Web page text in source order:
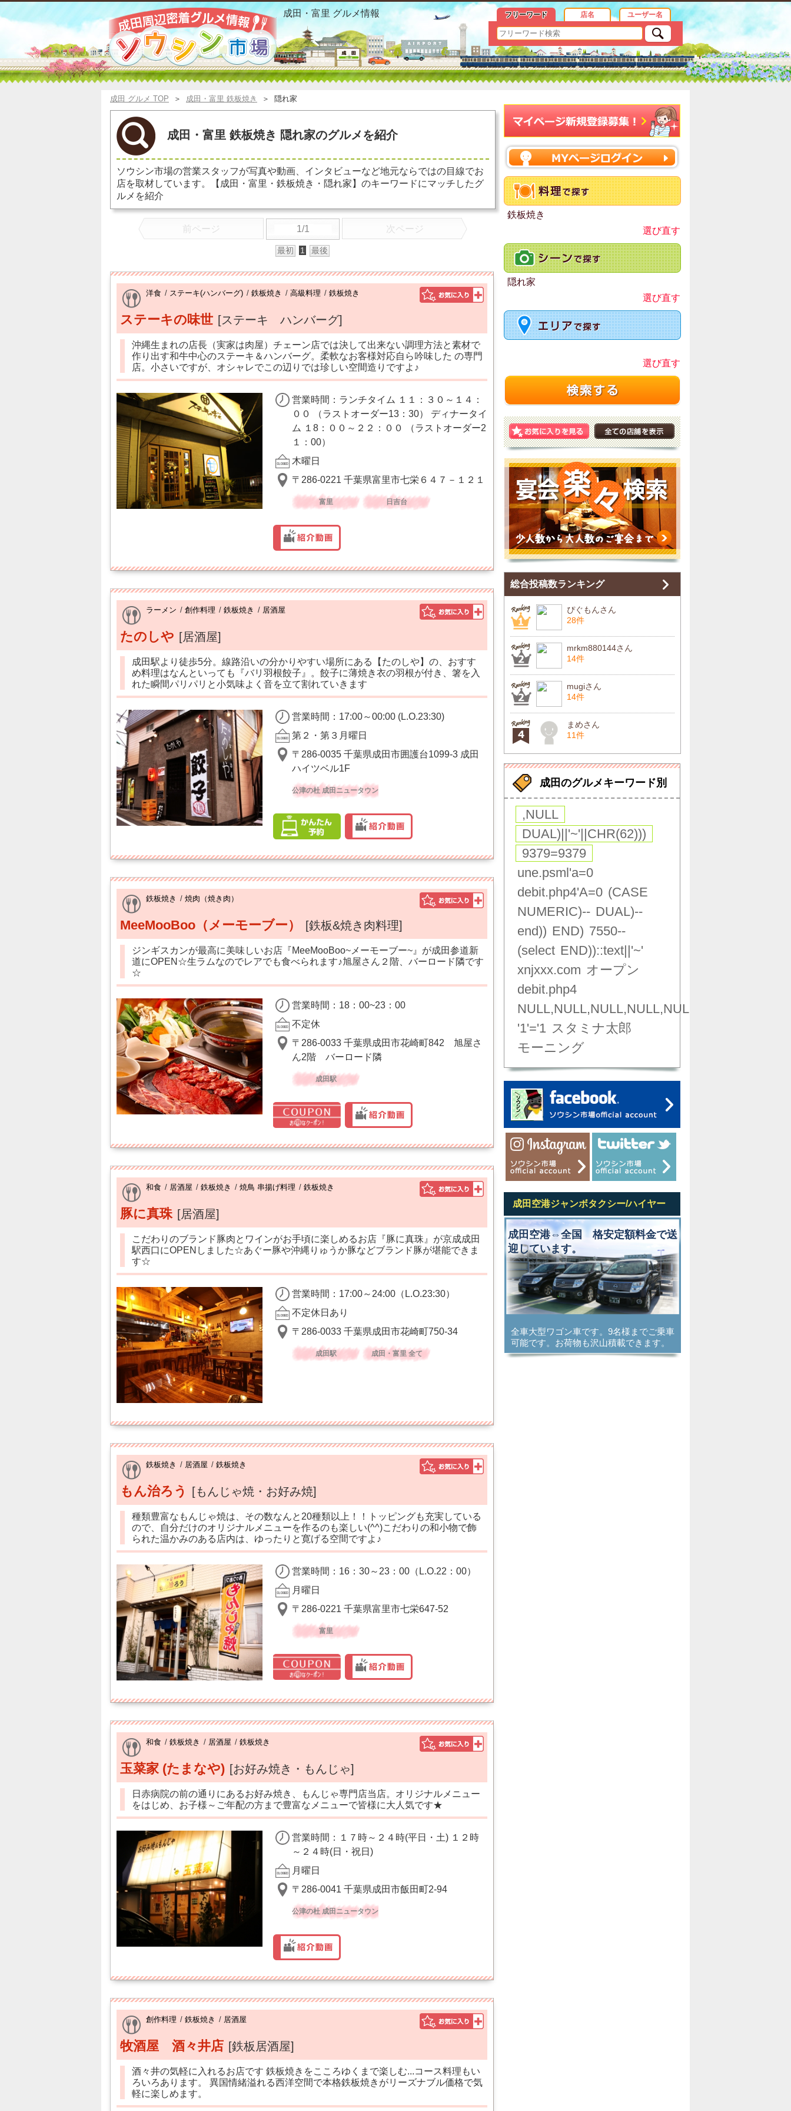
成田・富里 鉄板焼き 隠れ家 おすすめ情報
成田・富里 グルメ情報 フリーワード 店名 ユーザー名
成田 グルメ TOP ＞ 成田・富里 鉄板焼き ＞ 隠れ家
成田・富里 鉄板焼き 隠れ家のグルメを紹介
ソウシン市場の営業スタッフが写真や動画、インタビューなど地元ならではの目線でお
店を取材しています。【成田・富里・鉄板焼き・隠れ家】のキーワードにマッチしたグ
ルメを紹介
前ページ 1/1 次ページ
最初 1 最後
洋食 / ステーキ(ハンバーグ) / 鉄板焼き / 高級料理 / 鉄板焼き
ステーキの味世 [ステーキ ハンバーグ]
沖縄生まれの店長（実家は肉屋）チェーン店では決して出来ない調理方法と素材で
作り出す和牛中心のステーキ＆ハンバーグ。柔軟なお客様対応自ら吟味した の専門
店。小さいですが、オシャレでこの辺りでは珍しい空間造りですよ♪
営業時間：ランチタイム １１：３０～１４：
００ （ラストオーダー13：30） ディナータイ
ム １8：００～２２：００ （ラストオーダー2
１：00）
木曜日
〒286-0221 千葉県富里市七栄６４７－１２１
富里 日吉台
ラーメン / 創作料理 / 鉄板焼き / 居酒屋
たのしや [居酒屋]
成田駅より徒歩5分。線路沿いの分かりやすい場所にある【たのしや】の、おすす
め料理はなんといっても『バリ羽根餃子』。餃子に薄焼き衣の羽根が付き、箸を入
れた瞬間パリパリと小気味よく音を立て割れていきます
営業時間：17:00～00:00 (L.O.23:30)
第２・第３月曜日
〒286-0035 千葉県成田市囲護台1099-3 成田
ハイツベル1F
公津の杜 成田ニュータウン
鉄板焼き / 焼肉（焼き肉）
MeeMooBoo（メーモーブー） [鉄板&焼き肉料理]
ジンギスカンが最高に美味しいお店『MeeMooBoo~メーモーブー~』が成田参道新
道にOPEN☆生ラムなのでレアでも食べられます♪旭屋さん２階、バーロード隣です
☆
営業時間：18：00~23：00
不定休
〒286-0033 千葉県成田市花崎町842 旭屋さ
ん2階 バーロード隣
成田駅
和食 / 居酒屋 / 鉄板焼き / 焼鳥 串揚げ料理 / 鉄板焼き
豚に真珠 [居酒屋]
こだわりのブランド豚肉とワインがお手頃に楽しめるお店『豚に真珠』が京成成田
駅西口にOPENしました☆あぐー豚や沖縄りゅうか豚などブランド豚が堪能できま
す☆
営業時間：17:00～24:00（L.O.23:30）
不定休日あり
〒286-0033 千葉県成田市花崎町750-34
成田駅 成田・富里 全て
鉄板焼き / 居酒屋 / 鉄板焼き
もん治ろう [もんじゃ焼・お好み焼]
種類豊富なもんじゃ焼は、その数なんと20種類以上！！トッピングも充実している
ので、自分だけのオリジナルメニューを作るのも楽しい(^^)こだわりの和小物で飾
られた温かみのある店内は、ゆったりと寛げる空間ですよ♪
営業時間：16：30～23：00（L.O.22：00）
月曜日
〒286-0221 千葉県富里市七栄647-52
富里
和食 / 鉄板焼き / 居酒屋 / 鉄板焼き
玉菜家 (たまなや) [お好み焼き・もんじゃ]
日赤病院の前の通りにあるお好み焼き、もんじゃ専門店当店。オリジナルメニュー
をはじめ、お子様～ご年配の方まで豊富なメニューで皆様に大人気です★
営業時間：１７時～２４時(平日・土) １２時
～２４時(日・祝日)
月曜日
〒286-0041 千葉県成田市飯田町2-94
公津の杜 成田ニュータウン
創作料理 / 鉄板焼き / 居酒屋
牧酒屋 酒々井店 [鉄板居酒屋]
酒々井の気軽に入れるお店です 鉄板焼きをこころゆくまで楽しむ...コース料理もい
ろいろあります。 異国情緒溢れる西洋空間で本格鉄板焼きがリーズナブル価格で気
軽に楽しめます。
鉄板焼き
選び直す
隠れ家
選び直す
選び直す
総合投稿数ランキング
ぴぐもんさん
28件
mrkm880144さん
14件
mugiさん
14件
まめさん
11件
成田のグルメキーワード別
,NULL
DUAL)||'~'||CHR(62)))
9379=9379
une.psml'a=0
debit.php4'A=0 (CASE
NUMERIC)-- DUAL)--
end)) END) 7550--
(select END))::text||'~'
xnjxxx.com オープン
debit.php4
'1'='1 スタミナ太郎
モーニング
成田空港ジャンボタクシー/ハイヤー
成田空港⇔全国 格安定額料金で送
迎しています。
全車大型ワゴン車です。9名様までご乗車
可能です。お荷物も沢山積載できます。